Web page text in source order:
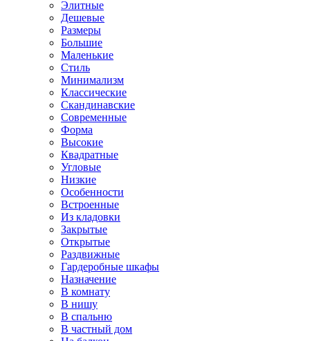
Элитные
Дешевые
Размеры
Большие
Маленькие
Стиль
Минимализм
Классические
Скандинавские
Современные
Форма
Высокие
Квадратные
Угловые
Низкие
Особенности
Встроенные
Из кладовки
Закрытые
Открытые
Раздвижные
Гардеробные шкафы
Назначение
В комнату
В нишу
В спальню
В частный дом